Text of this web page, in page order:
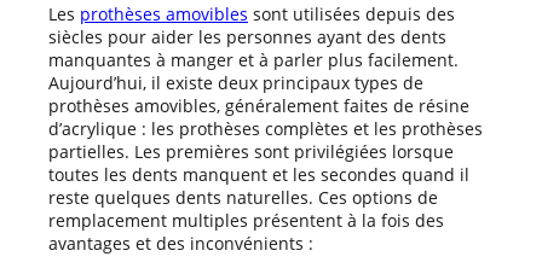
Les prothèses amovibles sont utilisées depuis des
siècles pour aider les personnes ayant des dents
manquantes à manger et à parler plus facilement.
Aujourd’hui, il existe deux principaux types de
prothèses amovibles, généralement faites de résine
d’acrylique : les prothèses complètes et les prothèses
partielles. Les premières sont privilégiées lorsque
toutes les dents manquent et les secondes quand il
reste quelques dents naturelles. Ces options de
remplacement multiples présentent à la fois des
avantages et des inconvénients :